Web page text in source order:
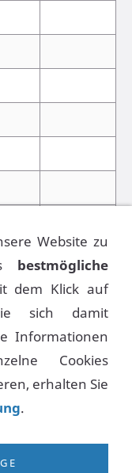
Website zu
bestmögliche
dem Klick auf
sich damit
Informationen
Cookies
erhalten Sie
.